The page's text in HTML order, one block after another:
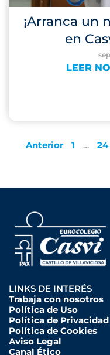
¡Arranca un
en
LEER
Anterior 1 … 24
LINKS DE INTERÉS
Trabaja con nosotros
Política de Uso
Política de Privacidad
Política de Cookies
Aviso Legal
Canal Ético